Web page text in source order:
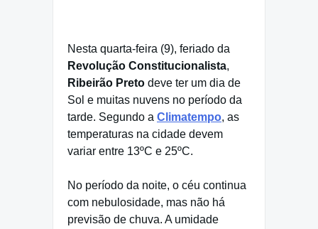
Nesta quarta-feira (9), feriado da
Revolução Constitucionalista,
Ribeirão Preto deve ter um dia de
Sol e muitas nuvens no período da
tarde. Segundo a Climatempo, as
temperaturas na cidade devem
variar entre 13ºC e 25ºC.
No período da noite, o céu continua
com nebulosidade, mas não há
previsão de chuva. A umidade